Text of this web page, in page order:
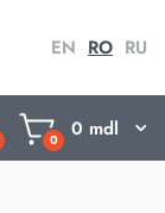
EN RO RU
0 0 mdl